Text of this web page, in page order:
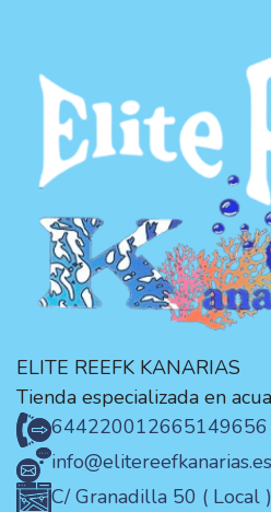
ELITE REEFK KANARIAS
Tienda especializada en
644220012665149656
info@elitereefkanarias.es
C/ Granadilla 50 ( Local